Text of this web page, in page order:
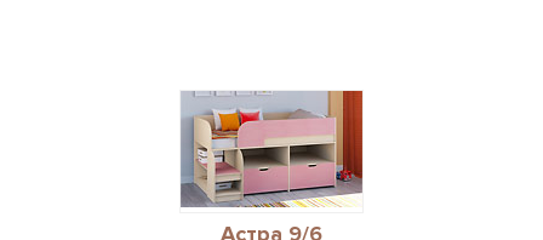
Астра 9/6